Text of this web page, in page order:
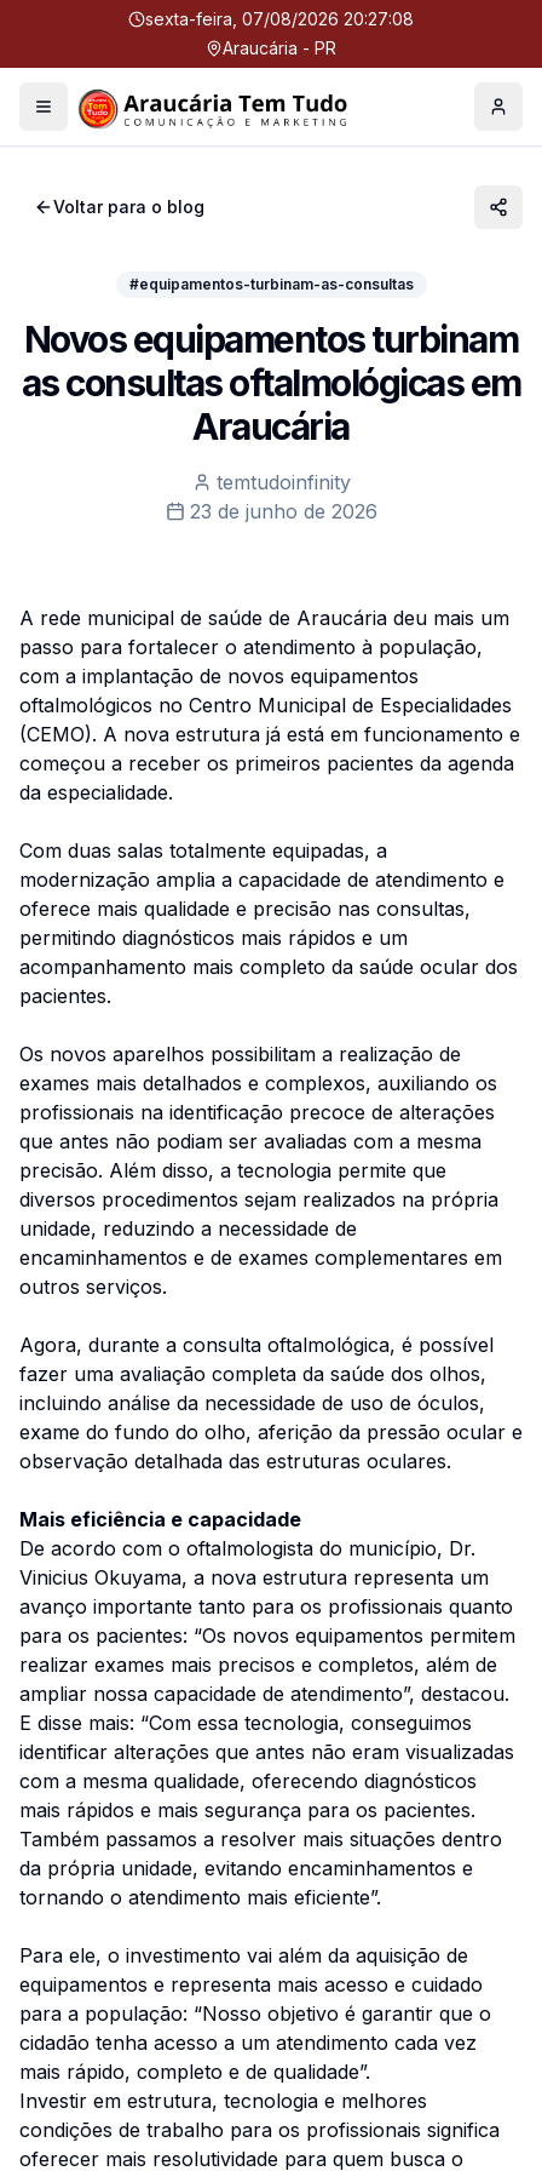
sexta-feira, 07/08/2026 20:27:08
Araucária - PR
Menu Perfil
Voltar para o blog
#equipamentos-turbinam-as-consultas
Novos equipamentos turbinam
as consultas oftalmológicas em
Araucária
temtudoinfinity
23 de junho de 2026
A rede municipal de saúde de Araucária deu mais um
passo para fortalecer o atendimento à população,
com a implantação de novos equipamentos
oftalmológicos no Centro Municipal de Especialidades
(CEMO). A nova estrutura já está em funcionamento e
começou a receber os primeiros pacientes da agenda
da especialidade.
Com duas salas totalmente equipadas, a
modernização amplia a capacidade de atendimento e
oferece mais qualidade e precisão nas consultas,
permitindo diagnósticos mais rápidos e um
acompanhamento mais completo da saúde ocular dos
pacientes.
Os novos aparelhos possibilitam a realização de
exames mais detalhados e complexos, auxiliando os
profissionais na identificação precoce de alterações
que antes não podiam ser avaliadas com a mesma
precisão. Além disso, a tecnologia permite que
diversos procedimentos sejam realizados na própria
unidade, reduzindo a necessidade de
encaminhamentos e de exames complementares em
outros serviços.
Agora, durante a consulta oftalmológica, é possível
fazer uma avaliação completa da saúde dos olhos,
incluindo análise da necessidade de uso de óculos,
exame do fundo do olho, aferição da pressão ocular e
observação detalhada das estruturas oculares.
Mais eficiência e capacidade
De acordo com o oftalmologista do município, Dr.
Vinicius Okuyama, a nova estrutura representa um
avanço importante tanto para os profissionais quanto
para os pacientes: “Os novos equipamentos permitem
realizar exames mais precisos e completos, além de
ampliar nossa capacidade de atendimento”, destacou.
E disse mais: “Com essa tecnologia, conseguimos
identificar alterações que antes não eram visualizadas
com a mesma qualidade, oferecendo diagnósticos
mais rápidos e mais segurança para os pacientes.
Também passamos a resolver mais situações dentro
da própria unidade, evitando encaminhamentos e
tornando o atendimento mais eficiente”.
Para ele, o investimento vai além da aquisição de
equipamentos e representa mais acesso e cuidado
para a população: “Nosso objetivo é garantir que o
cidadão tenha acesso a um atendimento cada vez
mais rápido, completo e de qualidade”.
Investir em estrutura, tecnologia e melhores
condições de trabalho para os profissionais significa
oferecer mais resolutividade para quem busca o